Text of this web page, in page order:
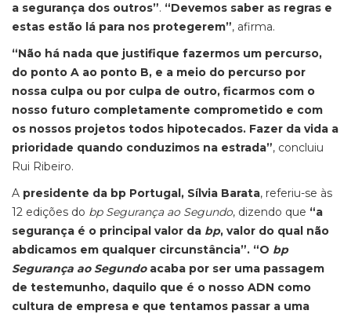
a segurança dos outros”. “Devemos saber as regras e
estas estão lá para nos protegerem”, afirma.
“Não há nada que justifique fazermos um percurso,
do ponto A ao ponto B, e a meio do percurso por
nossa culpa ou por culpa de outro, ficarmos com o
nosso futuro completamente comprometido e com
os nossos projetos todos hipotecados. Fazer da vida a
prioridade quando conduzimos na estrada”, concluiu
Rui Ribeiro.
A presidente da bp Portugal, Sílvia Barata, referiu-se às
12 edições do bp Segurança ao Segundo, dizendo que “a
segurança é o principal valor da bp, valor do qual não
abdicamos em qualquer circunstância”. “O bp
Segurança ao Segundo acaba por ser uma passagem
de testemunho, daquilo que é o nosso ADN como
cultura de empresa e que tentamos passar a uma